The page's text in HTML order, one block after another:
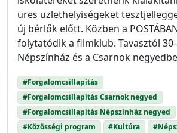
üres üzlethelyiségeket
új bérlők előtt. Közben a
folytatódik a filmklub. Tavasztól
Népszínház és a Csarnok
#Forgalomcsillapítás
#Forgalomcsillapítás Csarnok negyed
#Forgalomcsillapítás Népszínház negyed
#Közösségi program
#Kultúra